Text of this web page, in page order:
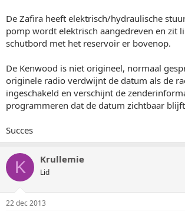
De Zafira heeft elektrisch/hydraulische
pomp wordt elektrisch aangedreven en zit
schutbord met het reservoir er bovenop.
De Kenwood is niet origineel, normaal
originele radio verdwijnt de datum als de
ingeschakeld en verschijnt de
programmeren dat de datum zichtbaar
Succes
K Krullemie
Lid
22 dec 2013